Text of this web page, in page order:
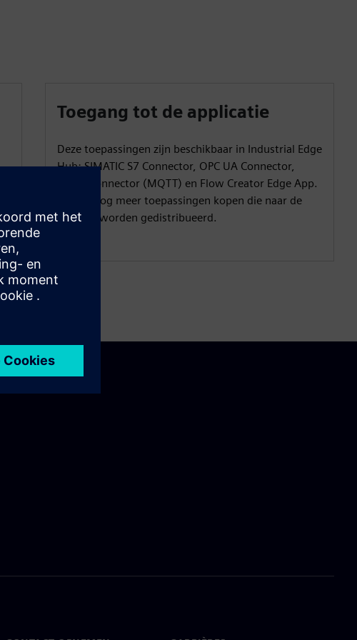
Toegang tot de applicatie
Deze toepassingen zijn beschikbaar in Industrial Edge
Hub: SIMATIC S7 Connector, OPC UA Connector,
Cloud Connector (MQTT) en Flow Creator Edge App.
U kunt nog meer toepassingen kopen die naar de
account worden gedistribueerd.